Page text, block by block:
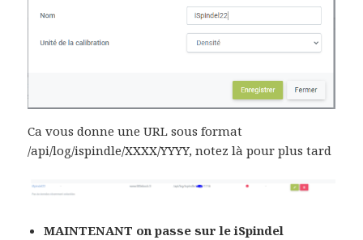
Ca vous donne une URL sous format
/api/log/ispindle/XXXX/YYYY, notez là pour plus tard
MAINTENANT on passe sur le iSpindel